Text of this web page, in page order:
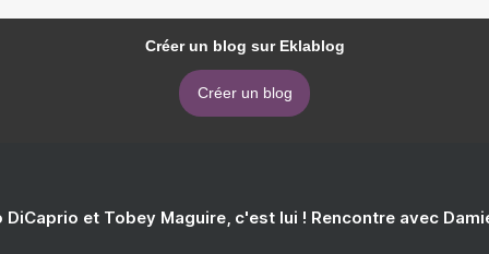
Créer un blog sur Eklablog
Créer un blog
DiCaprio et Tobey Maguire, c'est lui ! Rencontre avec